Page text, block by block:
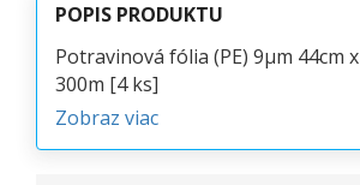
POPIS PRODUKTU
Potravinová fólia (PE) 9µm 44cm x
300m [4 ks]
Zobraz viac